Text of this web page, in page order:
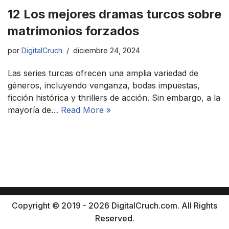
12 Los mejores dramas turcos sobre
matrimonios forzados
por DigitalCruch diciembre 24, 2024
Las series turcas ofrecen una amplia variedad de
géneros, incluyendo venganza, bodas impuestas,
ficción histórica y thrillers de acción. Sin embargo, a la
mayoría de… Read More »
Copyright © 2019 - 2026 DigitalCruch.com. All Rights
Reserved.